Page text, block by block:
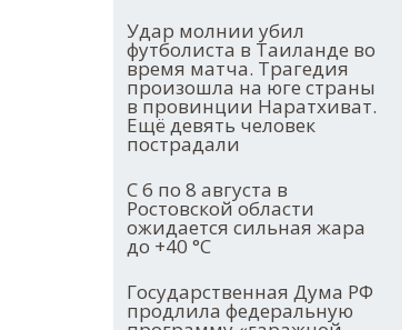
Удар молнии убил
футболиста в Таиланде во
время матча. Трагедия
произошла на юге страны
в провинции Наратхиват.
Ещё девять человек
пострадали
С 6 по 8 августа в
Ростовской области
ожидается сильная жара
до +40 °С
Государственная Дума РФ
продлила федеральную